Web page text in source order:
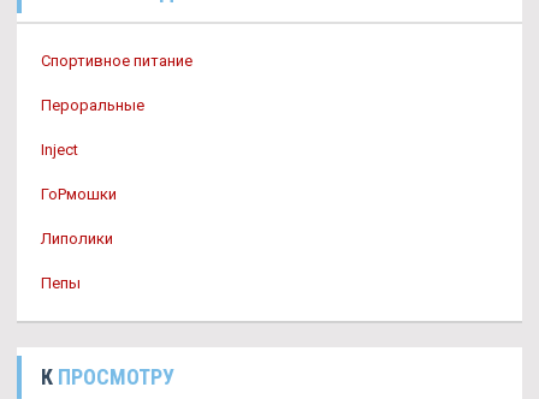
Спортивное питание
Пероральные
Inject
ГоРмошки
Липолики
Пепы
К ПРОСМОТРУ